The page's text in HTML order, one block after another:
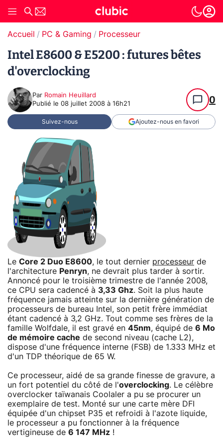
Accueil PC & Gaming Processeur
Intel E8600 & E5200 : futures bêtes
d'overclocking
Par Romain Heuillard
Publié le 08 juillet 2008 à 16h21 0
Suivez-nous Ajoutez-nous en favori
Le Core 2 Duo E8600, le tout dernier processeur de
l'architecture Penryn, ne devrait plus tarder à sortir.
Annoncé pour le troisième trimestre de l'année 2008,
ce CPU sera cadencé à 3,33 Ghz. Soit la plus haute
fréquence jamais atteinte sur la dernière génération de
processeurs de bureau Intel, son petit frère immédiat
étant cadencé à 3,2 GHz. Tout comme ses frères de la
famille Wolfdale, il est gravé en 45nm, équipé de 6 Mo
de mémoire cache de second niveau (cache L2),
dispose d'une fréquence interne (FSB) de 1.333 MHz et
d'un TDP théorique de 65 W.
Ce processeur, aidé de sa grande finesse de gravure, a
un fort potentiel du côté de l'overclocking. Le célèbre
overclocker taïwanais Coolaler a pu se procurer un
exemplaire de test. Monté sur une carte mère DFI
équipée d'un chipset P35 et refroidi à l'azote liquide,
le processeur a pu fonctionner à la fréquence
vertigineuse de 6 147 MHz !